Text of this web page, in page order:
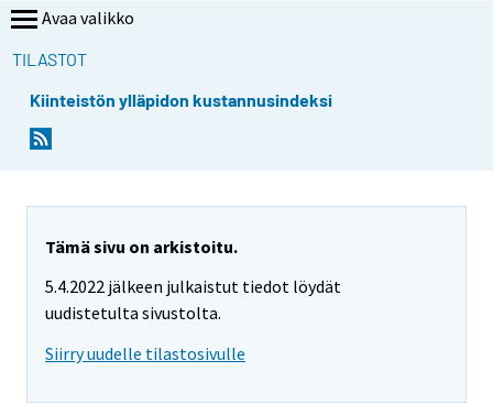
Avaa valikko
TILASTOT
Kiinteistön ylläpidon kustannusindeksi
Tämä sivu on arkistoitu.
5.4.2022 jälkeen julkaistut tiedot löydät
uudistetulta sivustolta.
Siirry uudelle tilastosivulle